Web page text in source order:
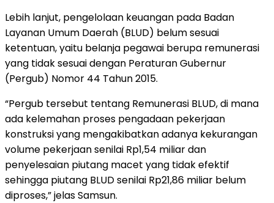
Lebih lanjut, pengelolaan keuangan pada Badan
Layanan Umum Daerah (BLUD) belum sesuai
ketentuan, yaitu belanja pegawai berupa remunerasi
yang tidak sesuai dengan Peraturan Gubernur
(Pergub) Nomor 44 Tahun 2015.
“Pergub tersebut tentang Remunerasi BLUD, di mana
ada kelemahan proses pengadaan pekerjaan
konstruksi yang mengakibatkan adanya kekurangan
volume pekerjaan senilai Rp1,54 miliar dan
penyelesaian piutang macet yang tidak efektif
sehingga piutang BLUD senilai Rp21,86 miliar belum
diproses,” jelas Samsun.